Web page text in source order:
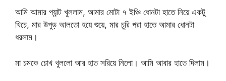
আমি আমার প্যান্ট খুললাম, আমার মোটা ৭ ইঞ্চি ধোনটা হাতে নিয়ে একটু
খিচে, মার উপুড় আলতো হয়ে শুয়ে, মার চুরি পরা হাতে আমার ধোনটা
ধরলাম।
মা চমকে চোখ খুললো আর হাত সরিয়ে নিলো। আমি আবার হাতে দিলাম।